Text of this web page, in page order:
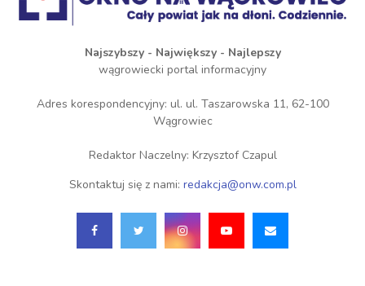
Najszybszy - Największy - Najlepszy
wągrowiecki portal informacyjny
Adres korespondencyjny: ul. ul. Taszarowska 11, 62-100
Wągrowiec
Redaktor Naczelny: Krzysztof Czapul
Skontaktuj się z nami: redakcja@onw.com.pl